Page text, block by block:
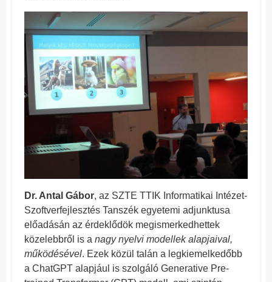
Dr. Antal Gábor, az SZTE TTIK Informatikai Intézet-
Szoftverfejlesztés Tanszék egyetemi adjunktusa
előadásán az érdeklődök megismerkedhettek
közelebbről is a nagy nyelvi modellek alapjaival,
működésével. Ezek közül talán a legkiemelkedőbb
a ChatGPT alapjául is szolgáló Generative Pre-